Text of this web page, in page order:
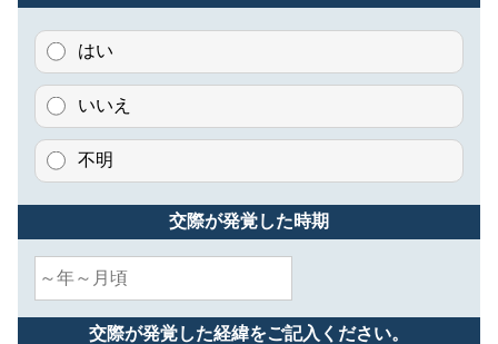
はい
いいえ
不明
交際が発覚した時期
交際が発覚した経緯をご記入ください。